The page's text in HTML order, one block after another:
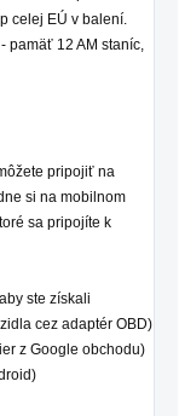
celej EÚ v balení.
pamäť 12 AM staníc,
pripojiť na
si na mobilnom
sa pripojíte k
ste získali
cez adaptér OBD)
z Google obchodu)